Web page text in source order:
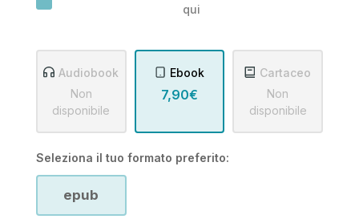
qui
Audiobook
Non
disponibile
Ebook
7,90€
Cartaceo
Non
disponibile
Seleziona il tuo formato preferito:
epub